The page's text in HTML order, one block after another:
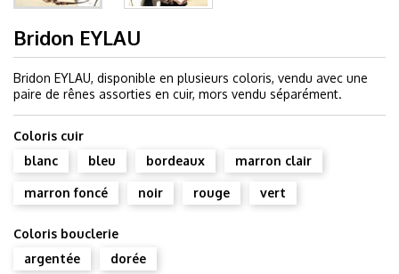
Bridon EYLAU
Bridon EYLAU, disponible en plusieurs coloris, vendu avec une
paire de rênes assorties en cuir, mors vendu séparément.
Coloris cuir
blanc
bleu bordeaux marron clair
marron foncé noir rouge vert
Coloris bouclerie
argentée
dorée